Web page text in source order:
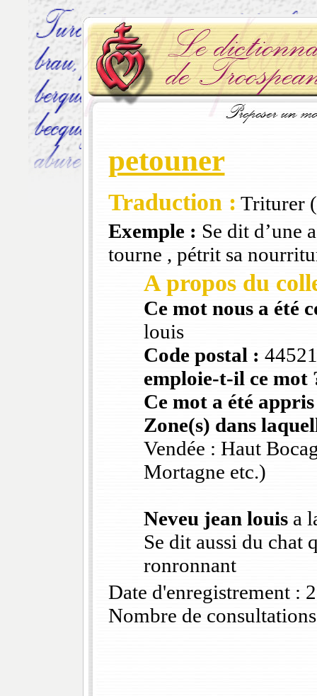
petouner
Traduction : Triturer
Exemple : Se dit d’une
tourne , pétrit sa
A propos du
Ce mot nous a été
louis
Code postal :
emploie-t-il ce mot
Ce mot a été
Zone(s) dans
Vendée : Haut
Mortagne etc.)
Neveu jean louisa
Se dit aussi du chat
ronronnant
Date d'enregistrement :
Nombre de